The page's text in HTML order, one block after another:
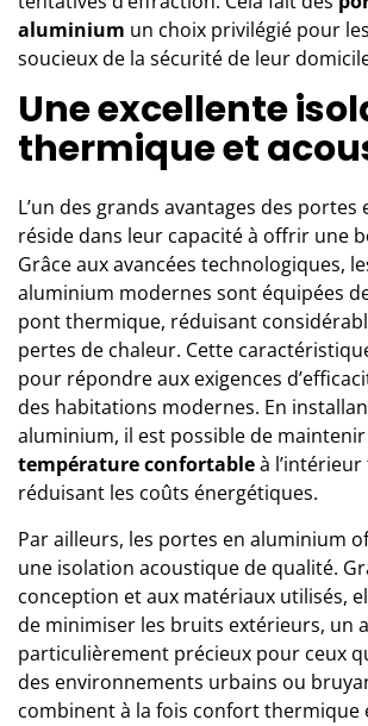
aluminium un choix privilégié pour
soucieux de la sécurité de leur
Une excellente
thermique et
L’un des grands avantages des
réside dans leur capacité à offrir une
Grâce aux avancées technologiques,
aluminium modernes sont équipées
pont thermique, réduisant
pertes de chaleur. Cette
pour répondre aux exigences
des habitations modernes. En
aluminium, il est possible de
température confortableà
réduisant les coûts énergétiques.
Par ailleurs, les portes en aluminium
une isolation acoustique de qualité.
conception et aux matériaux utilisés,
de minimiser les bruits extérieurs, un
particulièrement précieux pour ceux
des environnements urbains ou
combinent à la fois confort thermique